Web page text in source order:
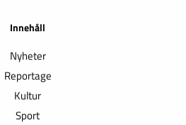
Innehåll
Nyheter
Reportage
Kultur
Sport